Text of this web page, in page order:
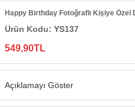
Happy Birthday Fotoğraflı Kişiye Özel
Ürün Kodu: YS137
549,90TL
Açıklamayı Göster